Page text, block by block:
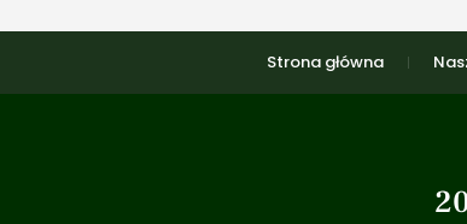
Strona główna